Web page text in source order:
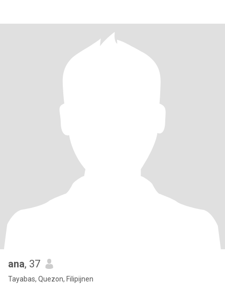
ana, 37
Tayabas, Quezon, Filipijnen